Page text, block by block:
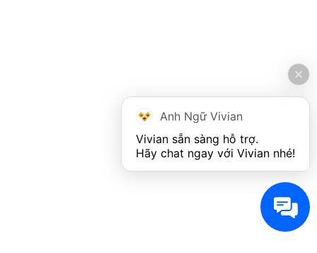
Anh Ngữ Vivian
Vivian sẵn sàng hỗ trợ.
Hãy chat ngay với Vivian nhé!